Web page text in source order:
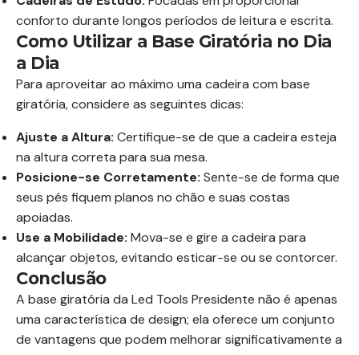
conforto durante longos períodos de leitura e escrita.
Como Utilizar a Base Giratória no Dia
a Dia
Para aproveitar ao máximo uma cadeira com base
giratória, considere as seguintes dicas:
Ajuste a Altura: Certifique-se de que a cadeira esteja
na altura correta para sua mesa.
Posicione-se Corretamente: Sente-se de forma que
seus pés fiquem planos no chão e suas costas
apoiadas.
Use a Mobilidade: Mova-se e gire a cadeira para
alcançar objetos, evitando esticar-se ou se contorcer.
Conclusão
A base giratória da Led Tools Presidente não é apenas
uma característica de design; ela oferece um conjunto
de vantagens que podem melhorar significativamente a